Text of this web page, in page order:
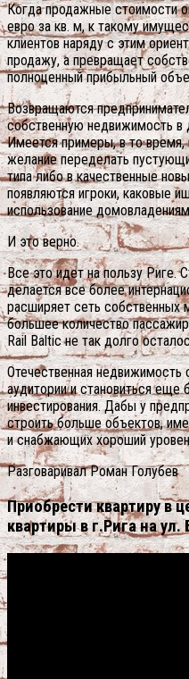
Когда продажные стоимости
евро за кв. м, к такому
клиентов наряду с этим
продажу, а превращает
полноценный прибыльный
Возвращаются
собственную недвижимость
Имеется примеры, в то
желание переделать
типа либо в качественные
появляются игроки, каковые
использование
И это верно.
Все это идет на пользу Риге.
делается все более
расширяет сеть собственных
большее количество
Rail Baltic не так долго
Отечественная недвижимость
аудитории и становиться еще
инвестирования. Дабы у
строить больше объектов,
и снабжающих хороший
Разговаривал Роман Голубев
Приобрести квартиру в
квартиры в г.Рига на ул.